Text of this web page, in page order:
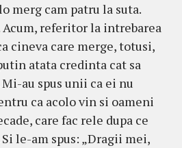
merg cam patru la suta.
referitor la intrebarea
cineva care merge, totusi,
atata credinta cat sa
au spus unii ca ei nu
ca acolo vin si oameni
care fac rele dupa ce
le-am spus: „Dragii mei,